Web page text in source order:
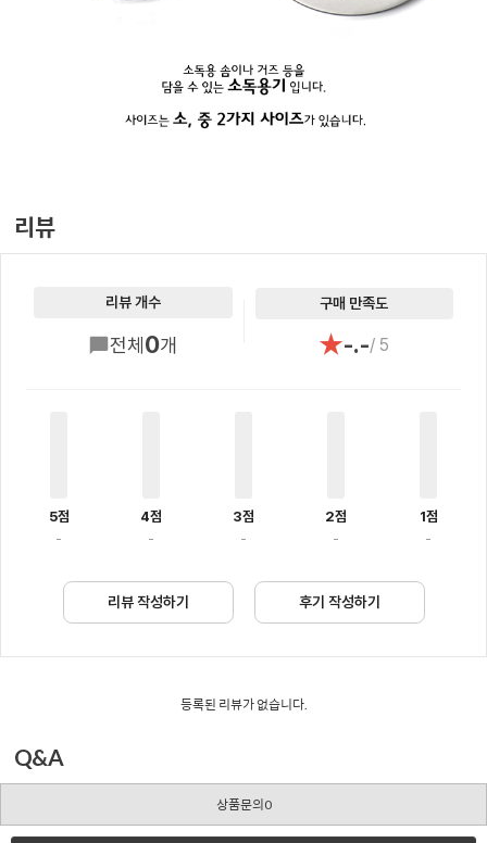
리뷰
리뷰 개수
전체 0개
구매 만족도
★-.-/ 5
5점
-
4점
-
3점
-
2점
-
1점
-
리뷰 작성하기 후기 작성하기
등록된 리뷰가 없습니다.
Q&A
상품문의0